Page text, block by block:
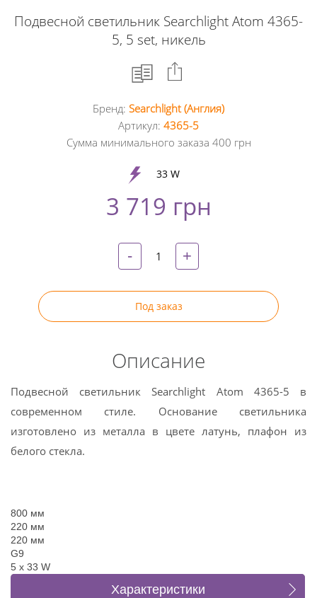
Подвесной светильник Searchlight Atom 4365-
5, 5 set, никель
Facebook
+
Twitter
Pinterest
Бренд: Searchlight (Англия)
Артикул: 4365-5
Сумма минимального заказа 400 грн
33 W
3 719 грн
- +
Под заказ
Описание
Подвесной светильник Searchlight Atom 4365-5 в
современном стиле. Основание светильника
изготовлено из металла в цвете латунь, плафон из
белого стекла.
800 мм
220 мм
220 мм
G9
5 x 33 W
Характеристики
Отзывы